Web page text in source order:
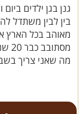
גנן בגן ילדים
בין לבין משתדל
מאוהב בכל הארץ
מה שאני צריך